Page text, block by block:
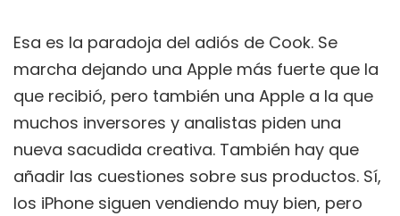
Esa es la paradoja del adiós de Cook. Se
marcha dejando una Apple más fuerte que la
que recibió, pero también una Apple a la que
muchos inversores y analistas piden una
nueva sacudida creativa. También hay que
añadir las cuestiones sobre sus productos. Sí,
los iPhone siguen vendiendo muy bien, pero